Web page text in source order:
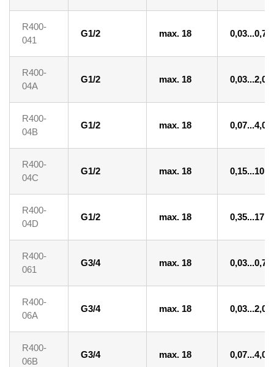
R400-
041
G1/2 max. 18 0,03...0,7
R400-
04A
G1/2 max. 18 0,03...2,0
R400-
04B
G1/2 max. 18 0,07...4,0
R400-
04C
G1/2 max. 18 0,15...10
R400-
04D
G1/2 max. 18 0,35...17
R400-
061
G3/4 max. 18 0,03...0,7
R400-
06A
G3/4 max. 18 0,03...2,0
R400-
06B
G3/4 max. 18 0,07...4,0